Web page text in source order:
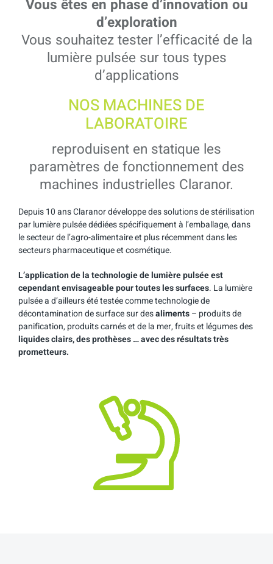
Vous êtes en phase d’innovation ou
d’exploration
Vous souhaitez tester l’efficacité de la
lumière pulsée sur tous types
d’applications
NOS MACHINES DE
LABORATOIRE
reproduisent en statique les
paramètres de fonctionnement des
machines industrielles Claranor.
Depuis 10 ans Claranor développe des solutions de stérilisation
par lumière pulsée dédiées spécifiquement à l’emballage, dans
le secteur de l’agro-alimentaire et plus récemment dans les
secteurs pharmaceutique et cosmétique.
L’application de la technologie de lumière pulsée est
cependant envisageable pour toutes les surfaces. La lumière
pulsée a d’ailleurs été testée comme technologie de
décontamination de surface sur desaliments– produits de
panification, produits carnés et de la mer, fruits et légumes des
liquides clairs, des prothèses … avec des résultats très
prometteurs.